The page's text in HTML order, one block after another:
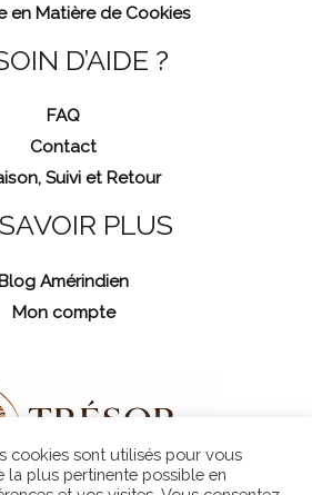
en Matière de Cookies
D’AIDE ?
FAQ
Contact
Suivi et Retour
PLUS
Amérindien
Mon compte
cookies sont utilisés pour vous
la plus pertinente possible en